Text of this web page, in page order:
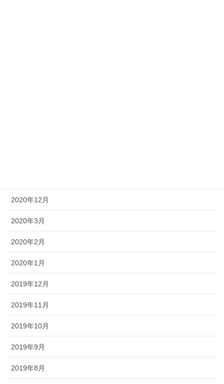
2020年12月
2020年3月
2020年2月
2020年1月
2019年12月
2019年11月
2019年10月
2019年9月
2019年8月